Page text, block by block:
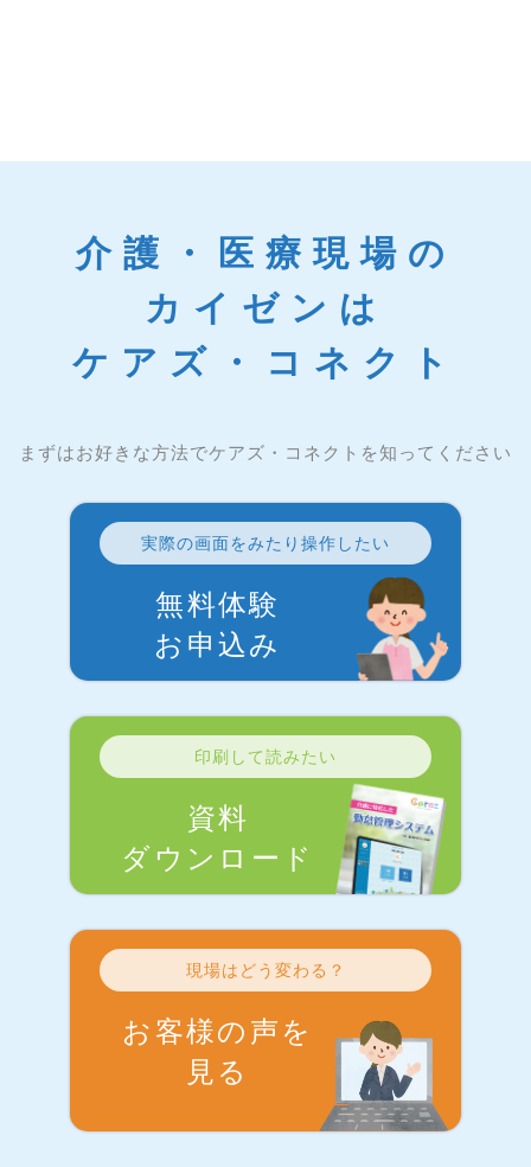
介護・医療現場の
カイゼンは
ケアズ・コネクト
まずはお好きな方法でケアズ・コネクトを知ってください
実際の画面をみたり操作したい
無料体験
お申込み
印刷して読みたい
資料
ダウンロード
現場はどう変わる？
お客様の声を
見る